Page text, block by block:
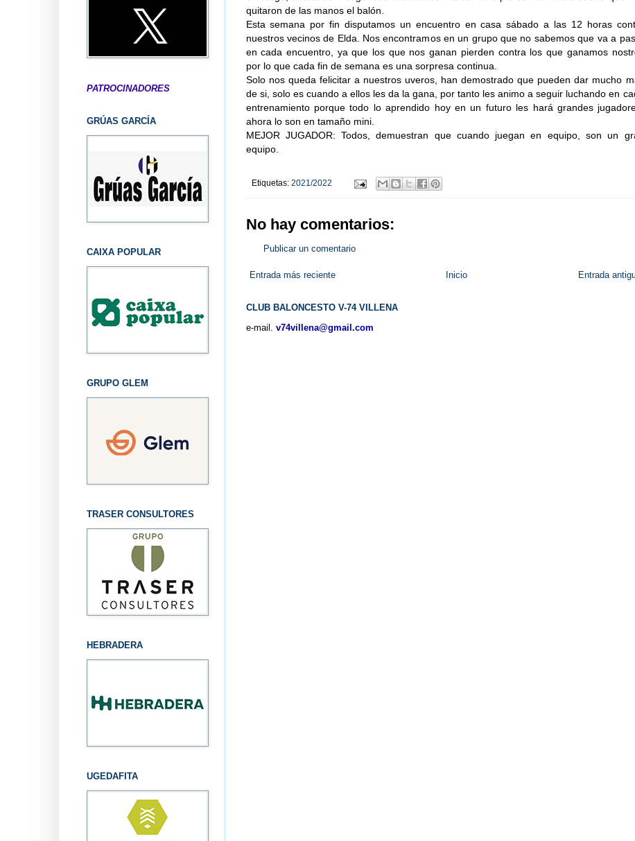
quitaron de las manos el balón.
Esta semana por fin disputamos un encuentro en casa sábado a las 12 horas
nuestros vecinos de Elda. Nos encontramos en un grupo que no sabemos que va a
en cada encuentro, ya que los que nos ganan pierden contra los que ganamos
por lo que cada fin de semana es una sorpresa continua.
Solo nos queda felicitar a nuestros uveros, han demostrado que pueden dar mucho
de si, solo es cuando a ellos les da la gana, por tanto les animo a seguir luchando en
entrenamiento porque todo lo aprendido hoy en un futuro les hará grandes
ahora lo son en tamaño mini.
MEJOR JUGADOR: Todos, demuestran que cuando juegan en equipo, son un
equipo.
Etiquetas: 2021/2022
No hay comentarios:
Publicar un comentario
Entrada más reciente Entrada
Inicio
CLUB BALONCESTO V-74 VILLENA
e-mail.
v74villena@gmail.com
PATROCINADORES
GRÚAS GARCÍA
CAIXA POPULAR
GRUPO GLEM
TRASER CONSULTORES
HEBRADERA
UGEDAFITA